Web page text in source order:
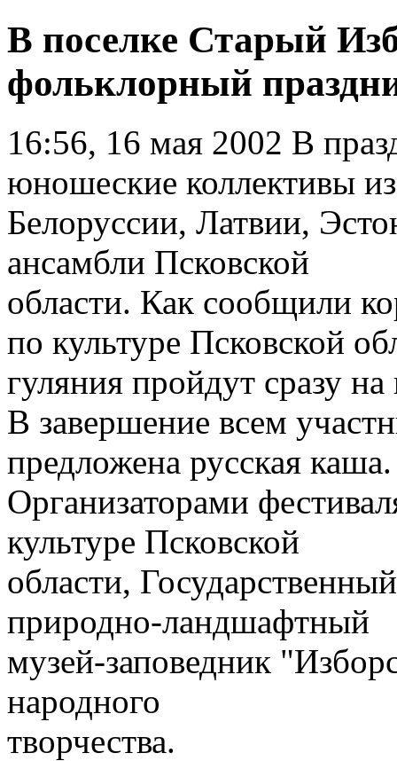
В поселке Старый
фольклорный
16:56, 16 мая 2002 В
юношеские коллективы из
Белоруссии, Латвии,
ансамбли Псковской
области. Как сообщили
по культуре Псковской
гуляния пройдут сразу
В завершение всем
предложена русская каша.
Организаторами
культуре Псковской
области,
природно-ландшафтный
музей-заповедник
народного
творчества.